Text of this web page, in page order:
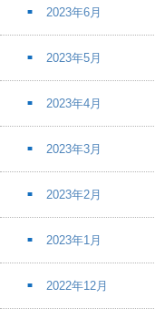
2023年6月
2023年5月
2023年4月
2023年3月
2023年2月
2023年1月
2022年12月